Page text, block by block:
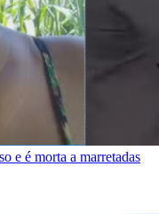
e é morta a marretadas